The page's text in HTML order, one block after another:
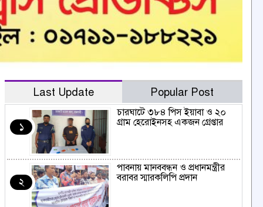
Last Update Popular Post
১
চারঘাটে ৩৮৪ পিস ইয়াবা ও ২০
গ্রাম হেরোইনসহ একজন গ্রেপ্তার
২
পাবনায় মানববন্ধন ও প্রধানমন্ত্রীর
বরাবর স্মারকলিপি প্রদান